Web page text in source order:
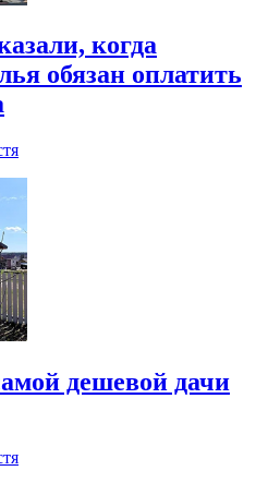
когда
обязан оплатить
дешевой дачи